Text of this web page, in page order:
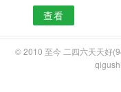
查看
© 2010 至今 二四六天天好